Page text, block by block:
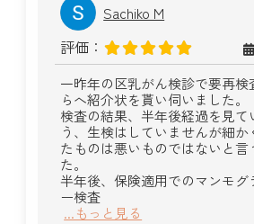
Sachiko M
評価：
一昨年の区乳がん検診で要再検
らへ紹介状を貰い伺いました。
検査の結果、半年後経過を見て
う、生検はしていませんが細か
たものは悪いものではないと言
た。
半年後、保険適用でのマンモグ
ー検査
...もっと見る